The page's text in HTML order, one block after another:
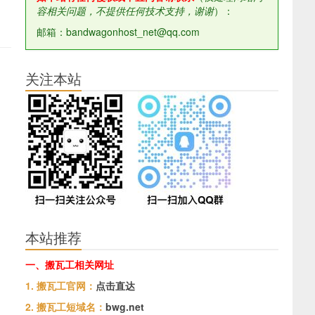
容相关问题，不提供任何技术支持，谢谢）：
邮箱：bandwagonhost_net@qq.com
关注本站
本站推荐
一、搬瓦工相关网址
1. 搬瓦工官网： 点击直达
2. 搬瓦工短域名： bwg.net